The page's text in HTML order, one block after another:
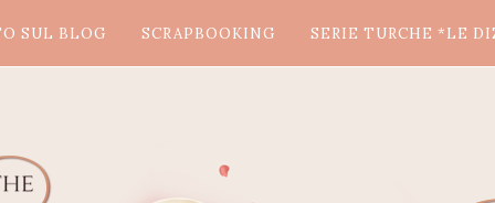
SUL BLOG SCRAPBOOKING SERIE TURCHE *LE